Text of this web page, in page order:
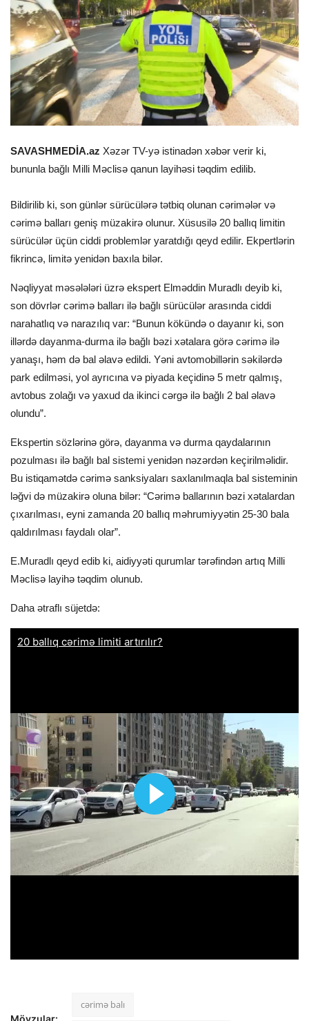
Digər
SAVASHMEDİA.az Xəzər TV-yə istinadən xəbər verir ki,
bununla bağlı Milli Məclisə qanun layihəsi təqdim edilib.
Bildirilib ki, son günlər sürücülərə tətbiq olunan cərimələr və
cərimə balları geniş müzakirə olunur. Xüsusilə 20 ballıq limitin
sürücülər üçün ciddi problemlər yaratdığı qeyd edilir. Ekpertlərin
fikrincə, limitə yenidən baxıla bilər.
Nəqliyyat məsələləri üzrə ekspert Elməddin Muradlı deyib ki,
son dövrlər cərimə balları ilə bağlı sürücülər arasında ciddi
narahatlıq və narazılıq var: “Bunun kökündə o dayanır ki, son
illərdə dayanma-durma ilə bağlı bəzi xətalara görə cərimə ilə
yanaşı, həm də bal əlavə edildi. Yəni avtomobillərin səkilərdə
park edilməsi, yol ayrıcına və piyada keçidinə 5 metr qalmış,
avtobus zolağı və yaxud da ikinci cərgə ilə bağlı 2 bal əlavə
olundu”.
Ekspertin sözlərinə görə, dayanma və durma qaydalarının
pozulması ilə bağlı bal sistemi yenidən nəzərdən keçirilməlidir.
Bu istiqamətdə cərimə sanksiyaları saxlanılmaqla bal sisteminin
ləğvi də müzakirə oluna bilər: “Cərimə ballarının bəzi xətalardan
çıxarılması, eyni zamanda 20 ballıq məhrumiyyətin 25-30 bala
qaldırılması faydalı olar”.
E.Muradlı qeyd edib ki, aidiyyəti qurumlar tərəfindən artıq Milli
Məclisə layihə təqdim olunub.
Daha ətraflı süjetdə:
Mövzular:
cərimə balı